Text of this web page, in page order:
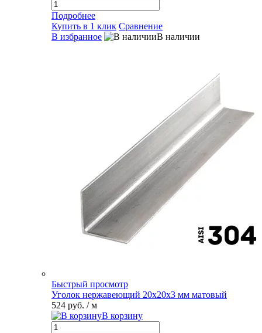
Подробнее
Купить в 1 клик Сравнение
В избранное
В наличии
Быстрый просмотр
Уголок нержавеющий 20х20х3 мм матовый
524 руб. / м
В корзину